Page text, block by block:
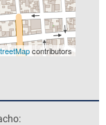
contributors